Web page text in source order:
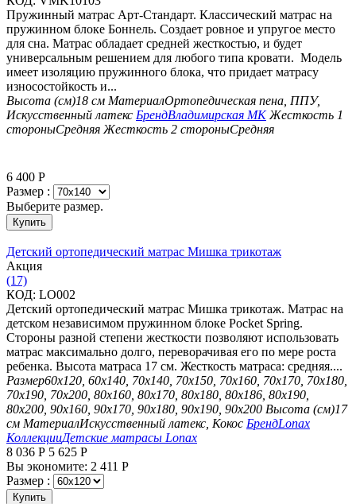
Пружинный матрас Арт-Стандарт. Классический матрас на
пружинном блоке Боннель. Создает ровное и упругое место
для сна. Матрас обладает средней жесткостью, и будет
универсальным решением для любого типа кровати. Модель
имеет изоляцию пружинного блока, что придает матрасу
износостойкость и...
Высота (см)18 см МатериалОртопедическая пена, ППУ,
Искусственный латекс БрендВладимирская МК Жесткость 1
стороныСредняя Жесткость 2 стороныСредняя
6 400 Р
Размер :
Выберите размер.
Купить
Детский ортопедический матрас Мишка трикотаж
Aкция
(17)
КОД: LO002
Детский ортопедический матрас Мишка трикотаж. Матрас на
детском независимом пружинном блоке Pocket Spring.
Стороны разной степени жесткости позволяют использовать
матрас максимально долго, переворачивая его по мере роста
ребенка. Высота матраса 17 см. Жесткость матраса: средняя....
Размер60х120, 60х140, 70х140, 70х150, 70х160, 70х170, 70х180,
70х190, 70х200, 80х160, 80х170, 80х180, 80х186, 80х190,
80х200, 90х160, 90х170, 90х180, 90х190, 90х200 Высота (см)17
см МатериалИскусственный латекс, Кокос БрендLonax
КоллекцииДетские матрасы Lonax
8 036 Р 5 625 Р
Вы экономите: 2 411 Р
Размер :
Купить